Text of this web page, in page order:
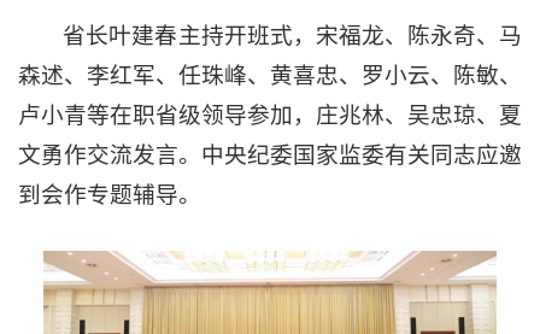
省长叶建春主持开班式，宋福龙、陈永奇、马
森述、李红军、任珠峰、黄喜忠、罗小云、陈敏、
卢小青等在职省级领导参加，庄兆林、吴忠琼、夏
文勇作交流发言。中央纪委国家监委有关同志应邀
到会作专题辅导。